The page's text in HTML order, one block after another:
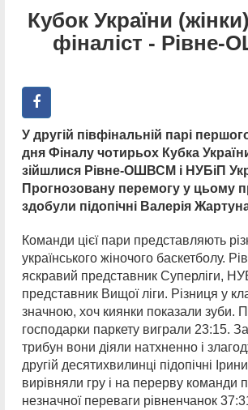
Кубок України
фіналіст -
У другій півфінальній парі
дня Фіналу чотирьох Кубка
зійшлися Рівне-ОШВСМ і НУБіП
Прогнозовану перемогу у цьому
здобули підопічні Валерія
Команди цієї пари представляють
українського жіночого баскетболу.
яскравий представник Суперліги,
представник Вищої ліги. Різниця у
значною, хоч киянки показали зуби.
господарки паркету виграли 23:15.
трибун вони діяли натхненно і
другій десятихвилинці підопічні
вирівняли гру і на перерву команди
незначної переваги рівненчанок